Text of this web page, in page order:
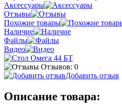
Аксессуары
Отзывы
Похожие товары
Наличие
Файлы
Видео
Отзывов: 0
Добавить отзыв
Описание товара: